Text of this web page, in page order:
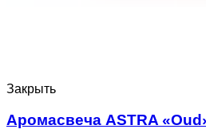
Закрыть
Аромасвеча ASTRA